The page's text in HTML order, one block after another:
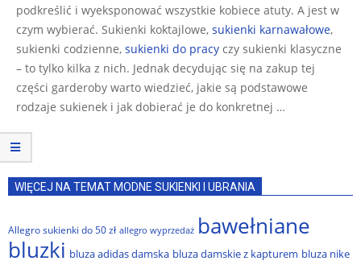
podkreślić i wyeksponować wszystkie kobiece atuty. A jest w
czym wybierać. Sukienki koktajlowe, sukienki karnawałowe,
sukienki codzienne, sukienki do pracy czy sukienki klasyczne
– to tylko kilka z nich. Jednak decydując się na zakup tej
części garderoby warto wiedzieć, jakie są podstawowe
rodzaje sukienek i jak dobierać je do konkretnej …
WIĘCEJ NA TEMAT MODNE SUKIENKI I UBRANIA
Allegro sukienki do 50 zł allegro wyprzedaż bawełniane
bluzki bluza adidas damska bluza damskie z kapturem bluza nike